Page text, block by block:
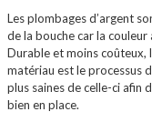
Les plombages d’argent
de la bouche car la
Durable et moins coûteux,
matériau est le processus
plus saines de celle-ci afin
bien en place.